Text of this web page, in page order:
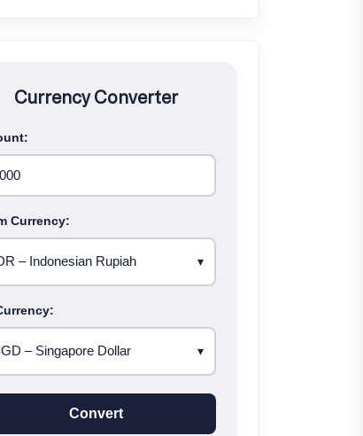
Currency Converter
Currency:
Convert